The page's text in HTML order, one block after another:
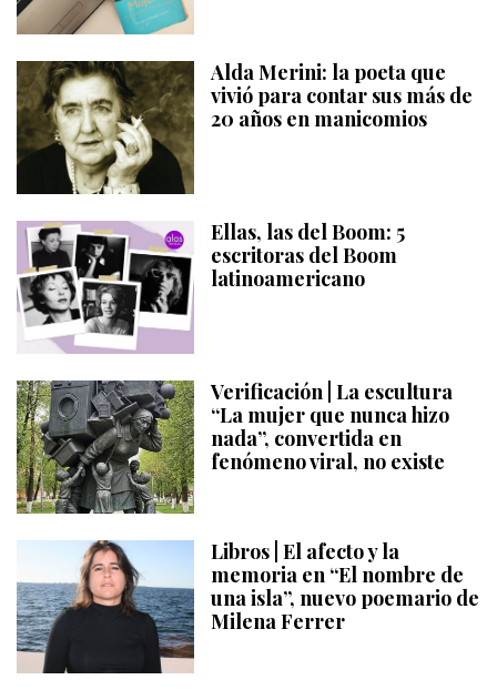
Alda Merini: la poeta que
vivió para contar sus más de
20 años en manicomios
Ellas, las del Boom: 5
escritoras del Boom
latinoamericano
Verificación | La escultura
“La mujer que nunca hizo
nada”, convertida en
fenómeno viral, no existe
Libros | El afecto y la
memoria en “El nombre de
una isla”, nuevo poemario de
Milena Ferrer